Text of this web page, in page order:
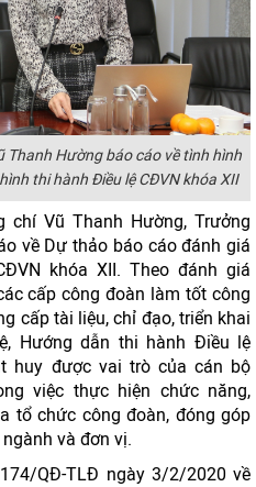
Thanh Hường báo cáo về tình hình
thi hành Điều lệ CĐVN khóa XII
chí Vũ Thanh Hường, Trưởng
về Dự thảo báo cáo đánh giá
khóa XII. Theo đánh giá
cấp công đoàn làm tốt công
cấp tài liệu, chỉ đạo, triển khai
Hướng dẫn thi hành Điều lệ
huy được vai trò của cán bộ
việc thực hiện chức năng,
tổ chức công đoàn, đóng góp
và đơn vị.
QĐ-TLĐ ngày 3/2/2020 về